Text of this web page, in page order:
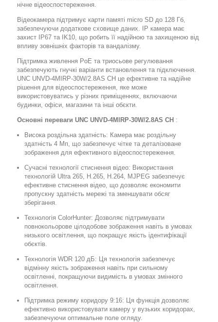
нічне відеоспостереження.
Відеокамера підтримує карти памяті micro SD до 128 Гб,
забезпечуючи додаткове сховище даних. IP камера має
захист IP67 та IK10, що робить її надійною та захищеною від
впливу зовнішніх факторів та вандалізму.
Підтримка живлення PoE та триосьове регулювання
забезпечують гнучкі варіанти встановлення та підключення.
UNC UNVD-4MIRP-30W/2.8AS CH це ефективне та надійне
рішення для відеоспостереження, яке може
використовуватись у різних приміщеннях, включаючи
будинки, офіси, магазини та інші обєкти.
Основні переваги UNC UNVD-4MIRP-30W/2.8AS CH :
Висока роздільна здатність: Камера має роздільну
здатність 4 Мп, що забезпечує чітке та деталізоване
зображення для ефективного відеоспостереження.
Сучасні технології стиснення відео: Використання
технологій Ultra 265, H.265, H.264, MJPEG забезпечує
ефективне стиснення відео, що дозволяє економити
пропускну здатність мережі та зменшувати обсяг
зберігання.
Технологія ColorHunter: Дозволяє підтримувати
повнокольорове цілодобове зображення навіть в умовах
низького освітлення, що покращує якість ідентифікації
обєктів.
Технологія WDR 120 дБ: Ця технологія забезпечує
відмінну якість зображення навіть при сильному
освітленні, покращуючи видимість в умовах змінного
освітлення.
Підтримка режиму коридору 9:16: Ця функція дозволяє
ефективно використовувати камеру у вузьких коридорах,
забезпечуючи оптимальне поле огляду.